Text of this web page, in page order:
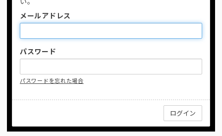
メールアドレス
パスワード
パスワードを忘れた場合